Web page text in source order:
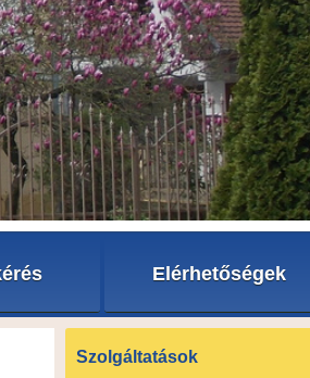
Elérhetőségek
Szolgáltatások